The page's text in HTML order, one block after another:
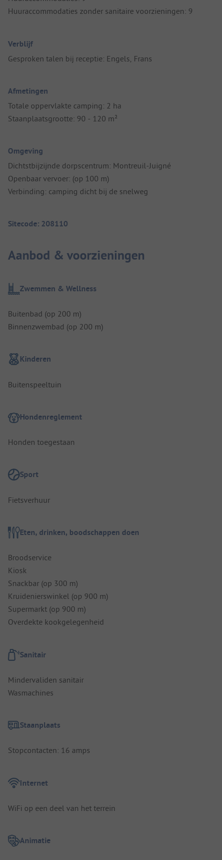
Huuraccommodaties zonder sanitaire voorzieningen: 9
Verblijf
Gesproken talen bij receptie: Engels, Frans
Afmetingen
Totale oppervlakte camping: 2 ha
Staanplaatsgrootte: 90 - 120 m²
Omgeving
Dichtstbijzijnde dorpscentrum: Montreuil-Juigné
Openbaar vervoer: (op 100 m)
Verbinding: camping dicht bij de snelweg
Sitecode: 208110
Aanbod & voorzieningen
Zwemmen & Wellness
Buitenbad (op 200 m)
Binnenzwembad (op 200 m)
Kinderen
Buitenspeeltuin
Hondenreglement
Honden toegestaan
Sport
Fietsverhuur
Eten, drinken, boodschappen doen
Broodservice
Kiosk
Snackbar (op 300 m)
Kruidenierswinkel (op 900 m)
Supermarkt (op 900 m)
Overdekte kookgelegenheid
Sanitair
Mindervaliden sanitair
Wasmachines
Staanplaats
Stopcontacten: 16 amps
Internet
WiFi op een deel van het terrein
Animatie